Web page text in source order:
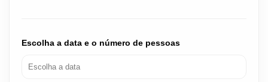
Escolha a data e o número de pessoas
Escolha a data